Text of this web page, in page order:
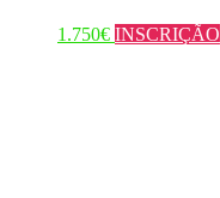
1.750€ INSCRIÇÃO